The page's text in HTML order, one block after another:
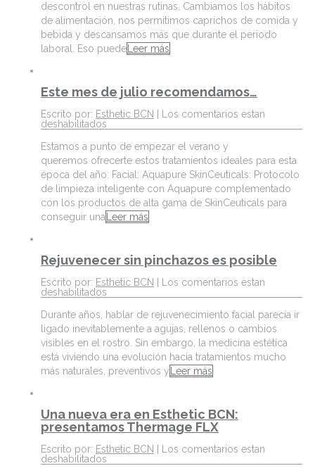
descontrol en nuestras rutinas. Cambiamos los hábitos
de alimentación, nos permitimos caprichos de comida y
bebida y descansamos más que durante el periodo
laboral. Eso puedeLeer más
Este mes de julio recomendamos…
Escrito por: Esthetic BCN
Los comentarios estan
deshabilitados
Estamos a punto de empezar el verano y
queremos ofrecerte estos tratamientos ideales para esta
época del año: Facial: Aquapure SkinCeuticals: Protocolo
de limpieza inteligente con Aquapure complementado
con los productos de alta gama de SkinCeuticals para
conseguir unaLeer más
Rejuvenecer sin pinchazos es posible
Escrito por: Esthetic BCN
Los comentarios estan
deshabilitados
Durante años, hablar de rejuvenecimiento facial parecía ir
ligado inevitablemente a agujas, rellenos o cambios
visibles en el rostro. Sin embargo, la medicina estética
está viviendo una evolución hacia tratamientos mucho
más naturales, preventivos y
Leer más
Una nueva era en Esthetic BCN:
presentamos Thermage FLX
Escrito por: Esthetic BCN
Los comentarios estan
deshabilitados